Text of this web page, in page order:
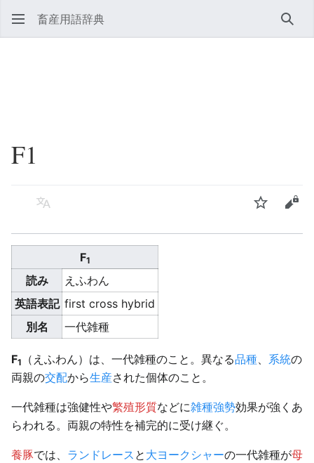
畜産用語辞典 検索
F1
言語 ウォッチソ
F1
読み
えふわん
英語表記 first cross hybrid
別名
一代雑種
F1 （えふわん）は、一代雑種のこと。異なる品種、 系統の
両親の交配から生産された個体のこと。
一代雑種は強健性や繁殖形質などに雑種強勢効果が強くあ
らわれる。両親の特性を補完的に受け継ぐ。
養豚では、 ランドレース と 大ヨークシャーの一代雑種が母